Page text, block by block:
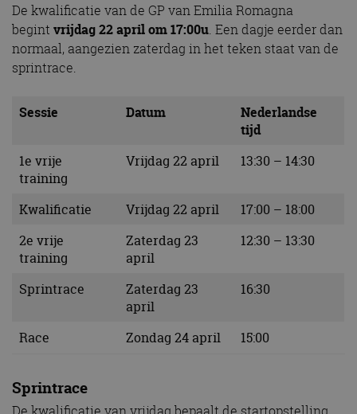
De kwalificatie van de GP van Emilia Romagna
begint vrijdag 22 april om17:00u. Een dagje eerder dan
normaal, aangezien zaterdag in het teken staat van de
sprintrace.
Sessie Datum
Nederlandse
tijd
1e vrije
training
Vrijdag 22 april 13:30 – 14:30
Kwalificatie Vrijdag 22 april
17:00 – 18:00
2e vrije
training
Zaterdag 23
april
12:30 – 13:30
Sprintrace
Zaterdag 23
april
16:30
Race Zondag 24 april 15:00
Sprintrace